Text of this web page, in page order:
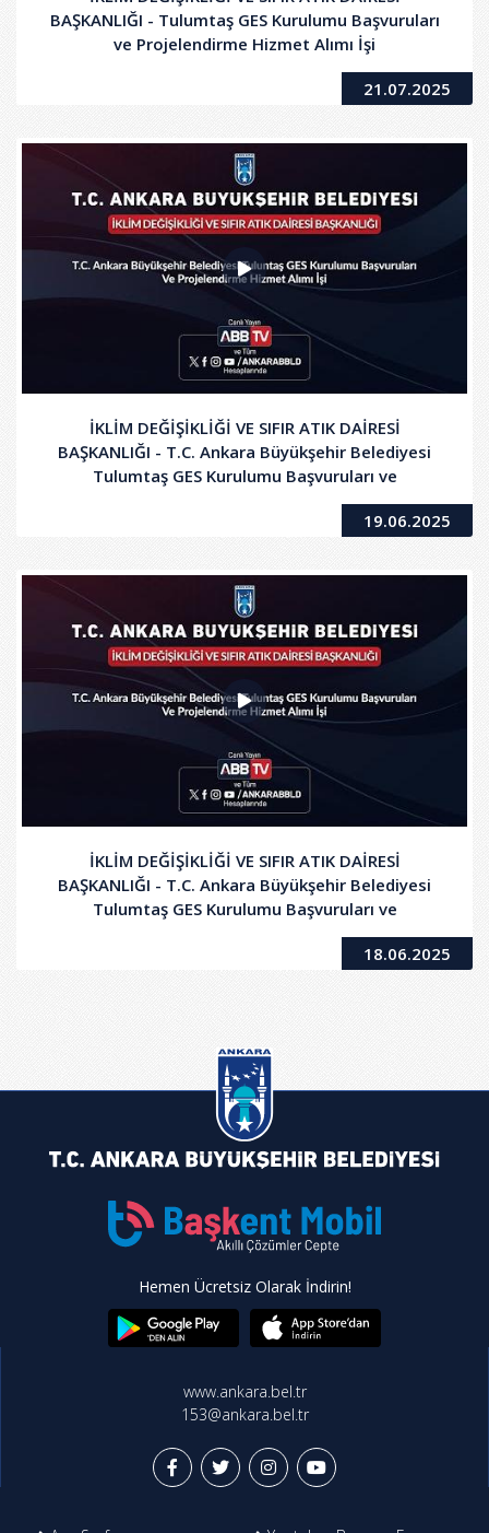
BAŞKANLIĞI - Tulumtaş GES Kurulumu Başvuruları
ve Projelendirme Hizmet Alımı İşi
21.07.2025
İKLİM DEĞİŞİKLİĞİ VE SIFIR ATIK DAİRESİ
BAŞKANLIĞI - T.C. Ankara Büyükşehir Belediyesi
Tulumtaş GES Kurulumu Başvuruları ve
Projelendirme Hizmet Alımı İşi
19.06.2025
İKLİM DEĞİŞİKLİĞİ VE SIFIR ATIK DAİRESİ
BAŞKANLIĞI - T.C. Ankara Büyükşehir Belediyesi
Tulumtaş GES Kurulumu Başvuruları ve
Projelendirme Hizmet Alımı İşi
18.06.2025
Hemen Ücretsiz Olarak İndirin!
www.ankara.bel.tr
153@ankara.bel.tr